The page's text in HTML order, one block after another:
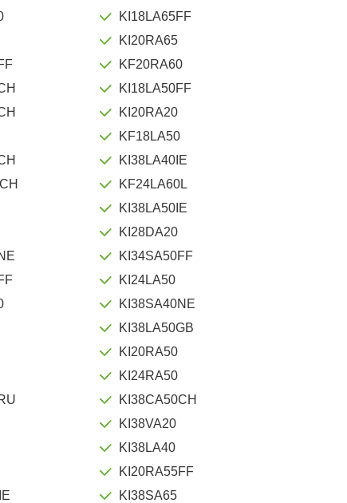
KI18LA65FF
KI20RA65
KF20RA60
KI18LA50FF
KI20RA20
KF18LA50
KI38LA40IE
KF24LA60L
KI38LA50IE
KI28DA20
KI34SA50FF
KI24LA50
KI38SA40NE
KI38LA50GB
KI20RA50
KI24RA50
KI38CA50CH
KI38VA20
KI38LA40
KI20RA55FF
KI38SA65